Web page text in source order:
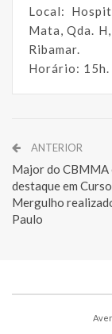
Local:
Mata, Qda.
Ribamar.
Horário: 15h.
ANTERIOR
Major do CBMMA
destaque em
Mergulho
Paulo